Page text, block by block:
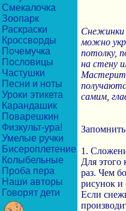
Смекалочка
Зоопарк
Раскраски
Кроссворды
Почемучка
Пословицы
Частушки
Песни и ноты
Уроки этикета
Карандашик
Поварешкин
Физкульт-ура!
Умелые ручки
Бисероплетение
Колыбельные
Проба пера
Наши авторы
Говорят дети
Снежинки
можно
потолку,
на стену
самим,
Запомнить
1.
Для этого
раз. Чем
рисунок и
Если